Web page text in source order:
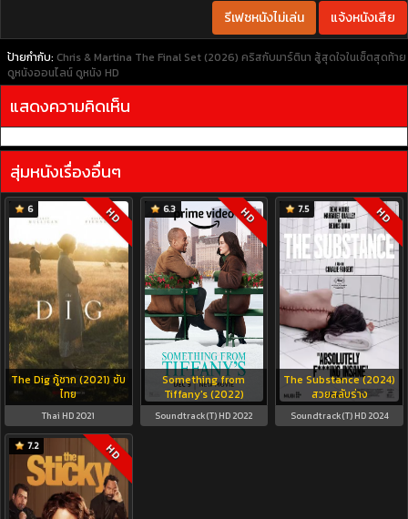
รีเฟชหนังไม่เล่น แจ้งหนังเสีย
ป้ายกำกับ: Chris & Martina The Final Set (2026) คริสกับมาร์ตินา สู้สุดใจในเซ็ตสุดท้าย
ดูหนังออนไลน์ ดูหนัง HD
แสดงความคิดเห็น
สุ่มหนังเรื่องอื่นๆ
The Dig กู้ซาก (2021) ซับ
ไทย
6 HD
Thai HD 2021
Something from
Tiffany's (2022)
6.3 HD
Soundtrack(T) HD 2022
The Substance (2024)
สวยสลับร่าง
7.5 HD
Soundtrack(T) HD 2024
7.2 HD